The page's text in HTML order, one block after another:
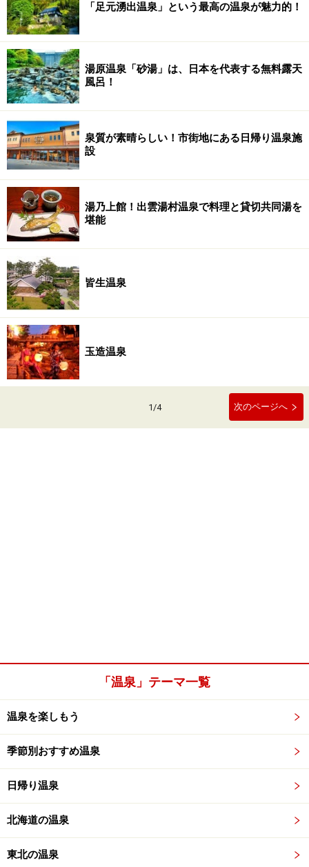
「足元湧出温泉」という最高の温泉が魅力的！
湯原温泉「砂湯」は、日本を代表する無料露天
風呂！
泉質が素晴らしい！市街地にある日帰り温泉施
設
湯乃上館！出雲湯村温泉で料理と貸切共同湯を
堪能
皆生温泉
玉造温泉
1/4 次のページへ
「温泉」テーマ一覧
温泉を楽しもう
季節別おすすめ温泉
日帰り温泉
北海道の温泉
東北の温泉